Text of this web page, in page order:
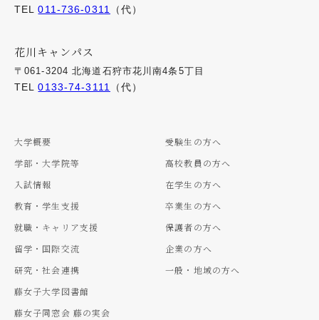
TEL011-736-0311 （代）
花川キャンパス
〒061-3204 北海道石狩市花川南4条5丁目
TEL0133-74-3111 （代）
大学概要
学部・大学院等
入試情報
教育・学生支援
就職・キャリア支援
留学・国際交流
研究・社会連携
藤女子大学図書館
藤女子同窓会 藤の実会
受験生の方へ
高校教員の方へ
在学生の方へ
卒業生の方へ
保護者の方へ
企業の方へ
一般・地域の方へ